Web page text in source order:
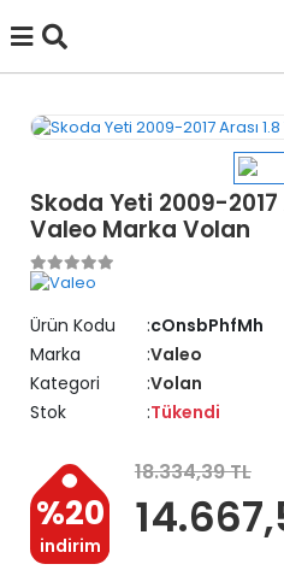
Skoda Yeti 2009-2017
Valeo Marka Volan
Ürün Kodu
cOnsbPhfMh
Marka
Valeo
Kategori
Volan
Stok
Tükendi
%20
indirim
18.334,39 TL